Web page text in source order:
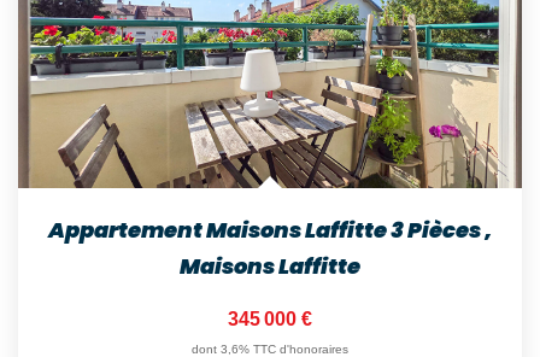
Appartement Maisons Laffitte 3 Pièces,
Maisons Laffitte
345 000 €
dont 3,6% TTC d'honoraires